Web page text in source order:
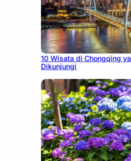
July 30, 2026
10 Wisata di Chongqing
Dikunjungi